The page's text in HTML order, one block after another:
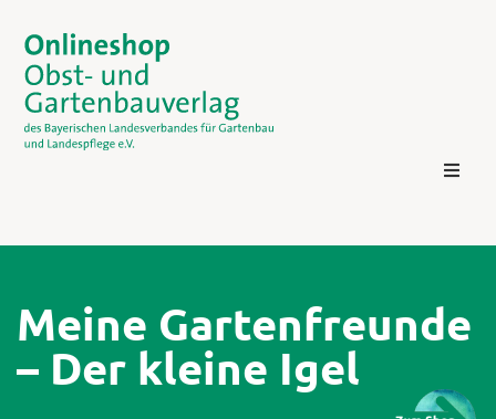
Kontakt
Meine Gartenfreunde
– Der kleine Igel